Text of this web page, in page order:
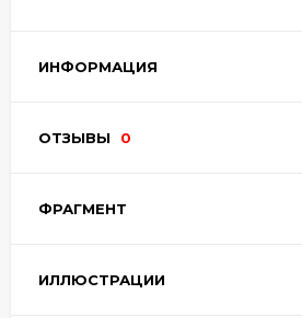
ИНФОРМАЦИЯ
ОТЗЫВЫ 0
ФРАГМЕНТ
ИЛЛЮСТРАЦИИ